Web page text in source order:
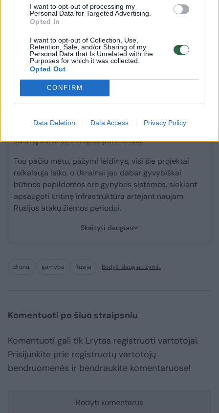
I want to opt-out of processing my
Personal Data for Targeted Advertising.
Opted In
I want to opt-out of Collection, Use,
Retention, Sale, and/or Sharing of my
Personal Data that Is Unrelated with the
Purposes for which it was collected.
Opted Out
CONFIRM
Data Deletion Data Access Privacy Policy
„Šiandien situacija yra kritiškesnė nei bet kuriuo kitu
metu nuo karo pradžios. Šiandien Kyjivas patiria
masinius smūgius kelis kartus per savaitę ir mes
negalime numušti nė vienos raketos“, – sakė jis.
Nepaisant sunkumų, Kyjivas toliau ieško būdų, kaip
sustiprinti priešlėktuvinę gynybą. Kalbama tiek apie
NATO programą, pagal kurią už Europos lėšas
perkama amerikietiška ginkluotė, tiek apie derybas
dėl licencijos gaminti „Patriot“ Ukrainoje, taip pat –
apie nuosavos priešraketinės gynybos sistemos
kūrimą kartu su Europos partneriais.
Tuo pačiu metu, pažymi leidinys, visi šie projektai
reikalauja laiko, o Ukrainai jau dabar gyvybiškai
būtinos papildomos oro gynybos sistemos, siekiant
apsaugoti kritinę infrastruktūrą artėjant naujam
Rusijos atakų žiemos periodui.
Skaityti daugiau
dronai gamyba Rusija Rodyti daugiau žymių
Komentuoti po šiuo straipsniu
Komentuoti gali tik Lrytas registruoti vartotojai.
Prisijunkite prie registruotų vartotojų
bendruomenės ir bendraukite komentaruose!
Rodyti komentarus